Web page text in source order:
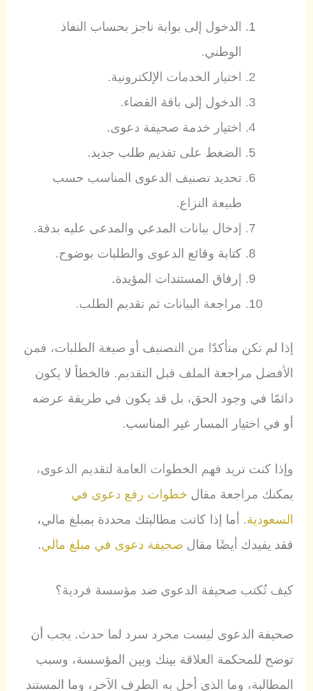
الدخول إلى بوابة ناجز بحساب النفاذ
الوطني.
اختيار الخدمات الإلكترونية.
الدخول إلى باقة القضاء.
اختيار خدمة صحيفة دعوى.
الضغط على تقديم طلب جديد.
تحديد تصنيف الدعوى المناسب حسب
طبيعة النزاع.
إدخال بيانات المدعي والمدعى عليه بدقة.
كتابة وقائع الدعوى والطلبات بوضوح.
إرفاق المستندات المؤيدة.
مراجعة البيانات ثم تقديم الطلب.
إذا لم تكن متأكدًا من التصنيف أو صيغة الطلبات، فمن
الأفضل مراجعة الملف قبل التقديم. فالخطأ لا يكون
دائمًا في وجود الحق، بل قد يكون في طريقة عرضه
أو في اختيار المسار غير المناسب.
وإذا كنت تريد فهم الخطوات العامة لتقديم الدعوى،
يمكنك مراجعة مقال خطوات رفع دعوى في
السعودية. أما إذا كانت مطالبتك محددة بمبلغ مالي،
فقد يفيدك أيضًا مقال صحيفة دعوى في مبلغ مالي.
كيف تُكتب صحيفة الدعوى ضد مؤسسة فردية؟
صحيفة الدعوى ليست مجرد سرد لما حدث. يجب أن
توضح للمحكمة العلاقة بينك وبين المؤسسة، وسبب
المطالبة، وما الذي أخل به الطرف الآخر، وما المستند